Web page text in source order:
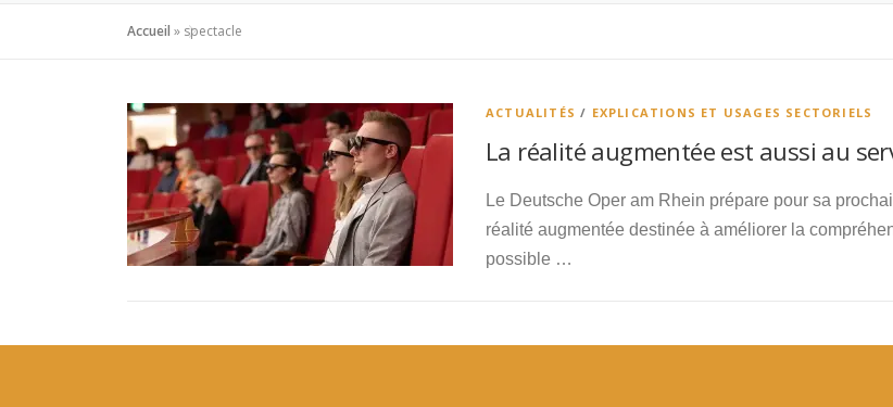
Accueil » spectacle
ACTUALITÉS / EXPLICATIONS ET USAGES SECTORIELS
La réalité augmentée est aussi au
Le Deutsche Oper am Rhein prépare pour sa
réalité augmentée destinée à améliorer la
possible …